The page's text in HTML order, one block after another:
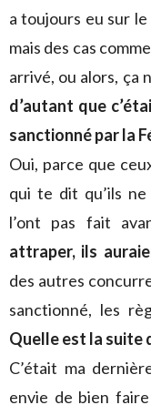
a toujours eu sur
mais des cas
arrivé, ou alors, ça
d’autant que
sanctionné par la
Oui, parce que
qui te dit qu’ils
l’ont pas fait
attraper, ils
des autres
sanctionné, les
Quelle est la suite
C’était ma
envie de bien